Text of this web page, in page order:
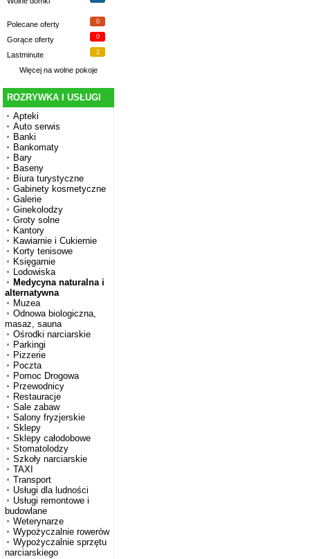
Polecane oferty 0
Gorące oferty 0
Lastminute 2
Więcej na wolne pokoje
ROZRYWKA I USŁUGI
Apteki
Auto serwis
Banki
Bankomaty
Bary
Baseny
Biura turystyczne
Gabinety kosmetyczne
Galerie
Ginekolodzy
Groty solne
Kantory
Kawiarnie i Cukiernie
Korty tenisowe
Księgarnie
Lodowiska
Medycyna naturalna i
alternatywna
Muzea
Odnowa biologiczna,
masaz, sauna
Ośrodki narciarskie
Parkingi
Pizzerie
Poczta
Pomoc Drogowa
Przewodnicy
Restauracje
Sale zabaw
Salony fryzjerskie
Sklepy
Sklepy całodobowe
Stomatolodzy
Szkoły narciarskie
TAXI
Transport
Usługi dla ludności
Usługi remontowe i
budowlane
Weterynarze
Wypożyczalnie rowerów
Wypożyczalnie sprzętu
narciarskiego